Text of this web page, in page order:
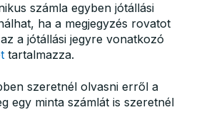
számla egyben jótállási
ha a megjegyzés rovatot
a jótállási jegyre vonatkozó
tartalmazza.
szeretnél olvasni erről a
egy minta számlát is szeretnél